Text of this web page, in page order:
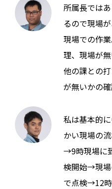
所属長では
るので現場
現場での作
理、現場が
他の課との
が無いかの確
私は基本的
かい現場の
→9時現場に
検開始→現
で点検→12